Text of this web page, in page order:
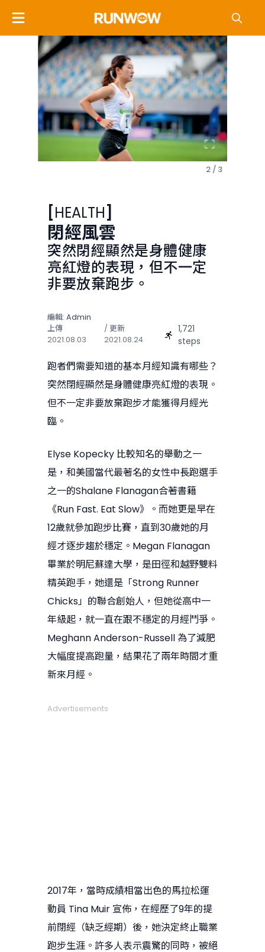
2 / 3
HEALTH
閉經風雲
突然閉經顯然是身體健康
亮紅燈的表現，但不一定
非要放棄跑步。
編輯: Admin
上傳
2021.08.03
/ 更新
2021.08.24
1,721
steps
跑者們需要知道的基本月經知識有哪些？
突然閉經顯然是身體健康亮紅燈的表現。
但不一定非要放棄跑步才能獲得月經光
臨。
Elyse Kopecky 比較知名的舉動之一
是，和美國當代最著名的女性中長跑選手
之一的Shalane Flanagan合著書籍
《Run Fast. Eat Slow》。而她更是早在
12歲就參加跑步比賽，直到30歲她的月
經才逐步趨於穩定。Megan Flanagan
畢業於明尼蘇達大學，是田徑和越野雙料
精英跑手，她還是「Strong Runner
Chicks」的聯合創始人，但她從高中一
年級起，就一直在跟不穩定的月經鬥爭。
Meghann Anderson-Russell 為了減肥
大幅度提高跑量，結果花了兩年時間才重
新來月經。
Advertisements
2017年，當時成績相當出色的馬拉松運
動員 Tina Muir 宣佈，在經歷了9年的提
前閉經（缺乏經期）後，她決定終止職業
跑步生涯。許多人表示震驚的同時，被絕